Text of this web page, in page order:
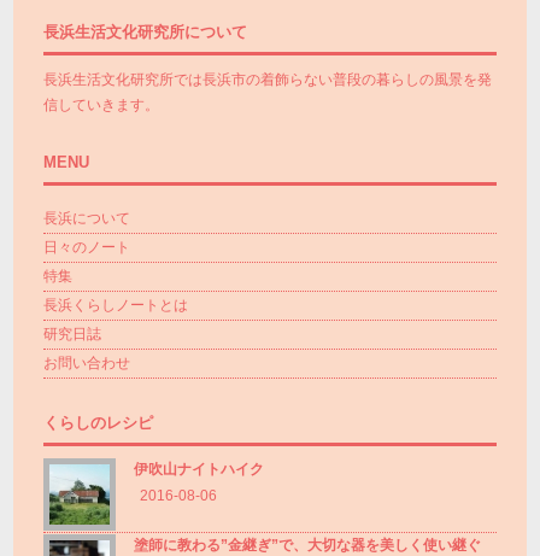
長浜生活文化研究所について
長浜生活文化研究所では長浜市の着飾らない普段の暮らしの風景を発
信していきます。
MENU
長浜について
日々のノート
特集
長浜くらしノートとは
研究日誌
お問い合わせ
くらしのレシピ
伊吹山ナイトハイク
2016-08-06
塗師に教わる”金継ぎ”で、大切な器を美しく使い継ぐ